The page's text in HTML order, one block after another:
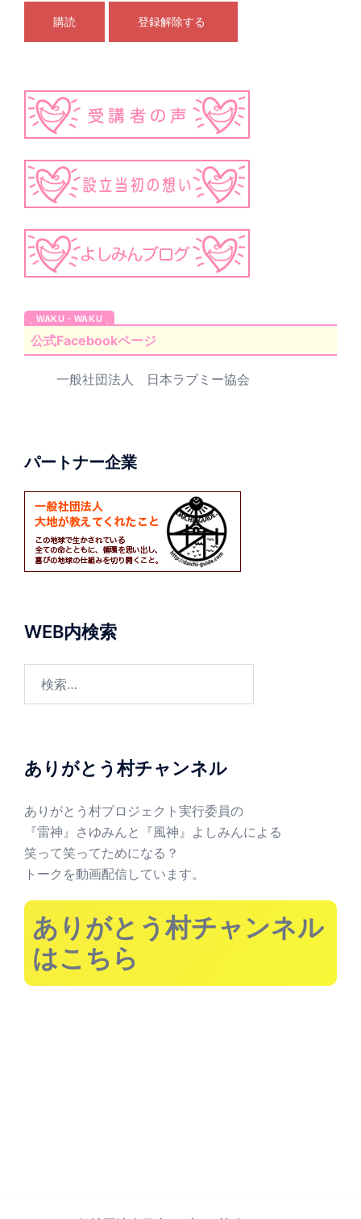
公式Facebookページ
一般社団法人 日本ラブミー協会
パートナー企業
WEB内検索
ありがとう村チャンネル
ありがとう村プロジェクト実行委員の
『雷神』さゆみんと『風神』よしみんによる
笑って笑ってためになる？
トークを動画配信しています。
ありがとう村チャンネル
はこちら